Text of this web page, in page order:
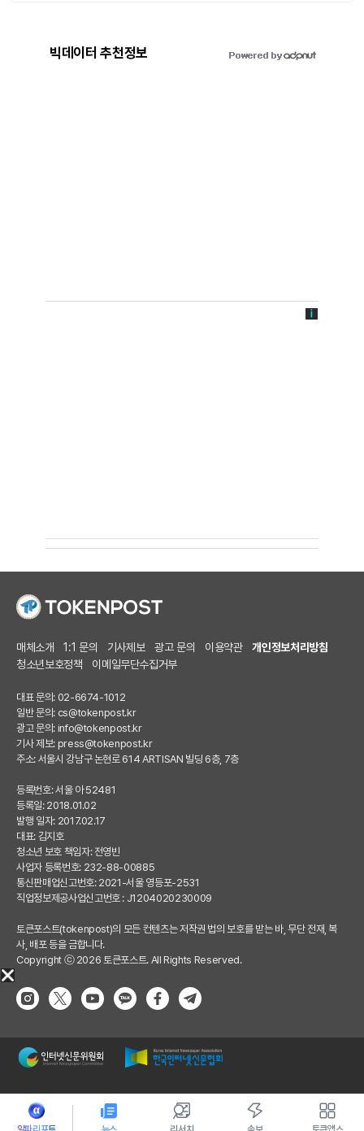
빅데이터 추천정보
매체소개 1:1 문의 기사제보 광고 문의 이용약관
개인정보처리방침
청소년보호정책
이메일무단수집거부
대표 문의: 02-6674-1012
일반 문의: cs@tokenpost.kr
광고 문의: info@tokenpost.kr
기사 제보: press@tokenpost.kr
주소: 서울시 강남구 논현로 614 ARTISAN 빌딩 6층, 7층
등록번호: 서울 아 52481
등록일: 2018.01.02
발행 일자: 2017.02.17
대표: 김지호
청소년 보호 책임자: 전영빈
사업자 등록번호: 232-88-00885
통신판매업신고번호: 2021-서울 영등포-2531
직업정보제공사업신고번호 : J1204020230009
토큰포스트(tokenpost)의 모든 컨텐츠는 저작권 법의 보호를 받는 바, 무단 전재, 복
사, 배포 등을 금합니다.
Copyright ⓒ 2026 토큰포스트. All Rights Reserved.